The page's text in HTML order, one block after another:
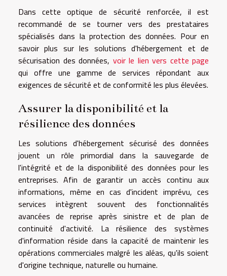
Dans cette optique de sécurité renforcée, il est
recommandé de se tourner vers des prestataires
spécialisés dans la protection des données. Pour en
savoir plus sur les solutions d'hébergement et de
sécurisation des données, voir le lien vers cette page
qui offre une gamme de services répondant aux
exigences de sécurité et de conformité les plus élevées.
Assurer la disponibilité et la
résilience des données
Les solutions d'hébergement sécurisé des données
jouent un rôle primordial dans la sauvegarde de
l'intégrité et de la disponibilité des données pour les
entreprises. Afin de garantir un accès continu aux
informations, même en cas d'incident imprévu, ces
services intègrent souvent des fonctionnalités
avancées de reprise après sinistre et de plan de
continuité d'activité. La résilience des systèmes
d'information réside dans la capacité de maintenir les
opérations commerciales malgré les aléas, qu'ils soient
d'origine technique, naturelle ou humaine.